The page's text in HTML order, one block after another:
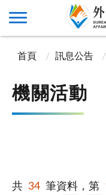
首頁 訊息公告
機關活動
共 34 筆資料，第